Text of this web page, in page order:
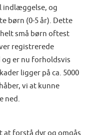
indlæggelse, og
børn (0-5 år). Dette
små børn oftest
registrerede
er nu forholdsvis
ligger på ca. 5000
vi at kunne
ned.